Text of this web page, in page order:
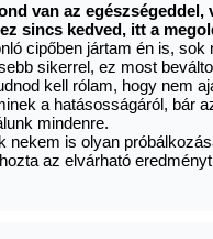
van az
sincs kedved, itt a
cipőben jártam én is,
sikerrel, ez most
kell rólam, hogy nem
a hatásosságáról, bár
mindenre.
nekem is olyan
az elvárható